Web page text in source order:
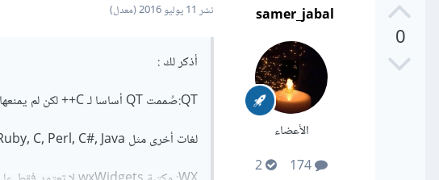
0
samer_jabal
الأعضاء
نشر 11 يوليو 2016 (معدل)
أذكر لك :
QT:صُممت QT أساسا لـ C++ لكن لم يمنعها هذا من التوسع إلى
لغات أخرى مثل Python, PHP, Ruby, C, Perl, C#, Java